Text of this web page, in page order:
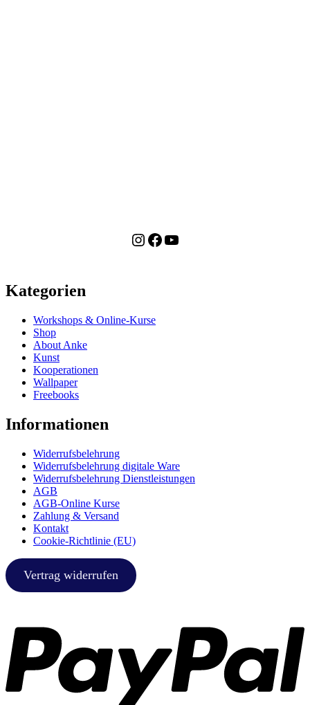
Instagram
Facebook
YouTube
Kategorien
Workshops & Online-Kurse
Shop
About Anke
Kunst
Kooperationen
Wallpaper
Freebooks
Informationen
Widerrufsbelehrung
Widerrufsbelehrung digitale Ware
Widerrufsbelehrung Dienstleistungen
AGB
AGB-Online Kurse
Zahlung & Versand
Kontakt
Cookie-Richtlinie (EU)
Vertrag widerrufen